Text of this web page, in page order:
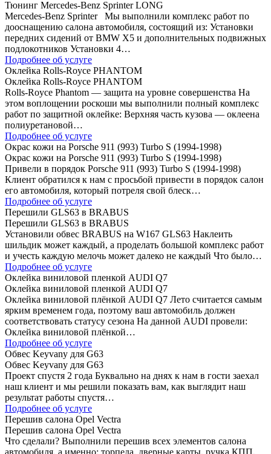
Тюнинг Mercedes-Benz Sprinter LONG
Mercedes-Benz Sprinter Мы выполнили комплекс работ по
дооснащению салона автомобиля, состоящий из: Установки
передних сидений от BMW Х5 и дополнительных подвижных
подлокотников Установки 4…
Подробнее об услуге
Оклейка Rolls-Royce PHANTOM
Оклейка Rolls-Royce PHANTOM
Rolls-Royce Phantom — защита на уровне совершенства На
этом воплощении роскоши мы выполнили полный комплекс
работ по защитной оклейке: Верхняя часть кузова — оклеена
полиуретановой…
Подробнее об услуге
Окрас кожи на Porsche 911 (993) Turbo S (1994-1998)
Окрас кожи на Porsche 911 (993) Turbo S (1994-1998)
Привели в порядок Porsche 911 (993) Turbo S (1994-1998)
Клиент обратился к нам с просьбой привести в порядок салон
его автомобиля, который потреля свой блеск…
Подробнее об услуге
Перешили GLS63 в BRABUS
Перешили GLS63 в BRABUS
Установили обвес BRABUS на W167 GLS63 Наклеить
шильдик может каждый, а проделать большой комплекс работ
и учесть каждую мелочь может далеко не каждый Что было…
Подробнее об услуге
Оклейка виниловой пленкой AUDI Q7
Оклейка виниловой пленкой AUDI Q7
Оклейка виниловой плёнкой AUDI Q7 Лето считается самым
ярким временем года, поэтому ваш автомобиль должен
соответствовать статусу сезона На данной AUDI провели:
Оклейка виниловой плёнкой…
Подробнее об услуге
Обвес Keyvany для G63
Обвес Keyvany для G63
Проект спустя 2 года Буквально на днях к нам в гости заехал
наш клиент и мы решили показать вам, как выглядит наш
результат работы спустя…
Подробнее об услуге
Перешив салона Opel Vectra
Перешив салона Opel Vectra
Что сделали? Выполнили перешив всех элементов салона